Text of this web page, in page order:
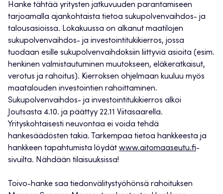
Hanke tähtää yritysten jatkuvuuden parantamiseen
tarjoamalla ajankohtaista tietoa sukupolvenvaihdos- ja
talousasioissa. Lokakuussa on alkanut maatilojen
sukupolvenvaihdos- ja investointitukikierros, jossa
tuodaan esille sukupolvenvaihdoksiin liittyviä asioita (esim.
henkinen valmistautuminen muutokseen, eläkeratkaisut,
verotus ja rahoitus). Kierroksen ohjelmaan kuuluu myös
maatalouden investointien rahoittaminen.
Sukupolvenvaihdos- ja investointitukikierros alkoi
Joutsasta 4.10. ja päättyy 22.11 Viitasaarella.
Yrityskohtaisesti neuvontaa ei voida tehdä
hankesäädösten takia. Tarkempaa tietoa hankkeesta ja
hankkeen tapahtumista löydät www.aitomaaseutu.fi-
sivuilta. Nähdään tilaisuuksissa!
Toivo-hanke saa tiedonvälitystyöhönsä rahoituksen